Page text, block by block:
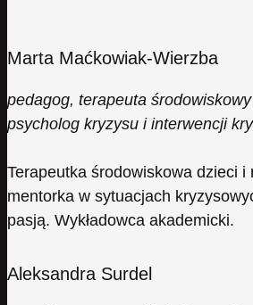
Marta Maćkowiak-Wierzba
pedagog, terapeuta środowiskowy
psycholog kryzysu i interwencji
Terapeutka środowiskowa dzieci i
mentorka w sytuacjach
pasją. Wykładowca akademicki.
Aleksandra Surdel